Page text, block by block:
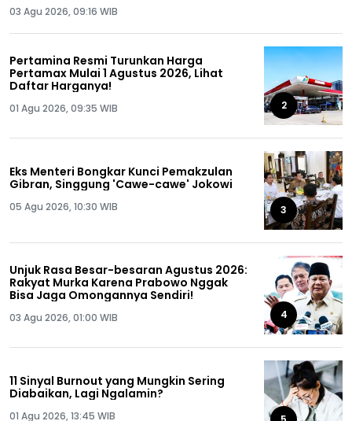
03 Agu 2026, 09:16 WIB
Pertamina Resmi Turunkan Harga
Pertamax Mulai 1 Agustus 2026, Lihat
Daftar Harganya!
01 Agu 2026, 09:35 WIB 2
Eks Menteri Bongkar Kunci Pemakzulan
Gibran, Singgung 'Cawe-cawe' Jokowi
05 Agu 2026, 10:30 WIB 3
Unjuk Rasa Besar-besaran Agustus 2026:
Rakyat Murka Karena Prabowo Nggak
Bisa Jaga Omongannya Sendiri!
03 Agu 2026, 01:00 WIB 4
11 Sinyal Burnout yang Mungkin Sering
Diabaikan, Lagi Ngalamin?
01 Agu 2026, 13:45 WIB